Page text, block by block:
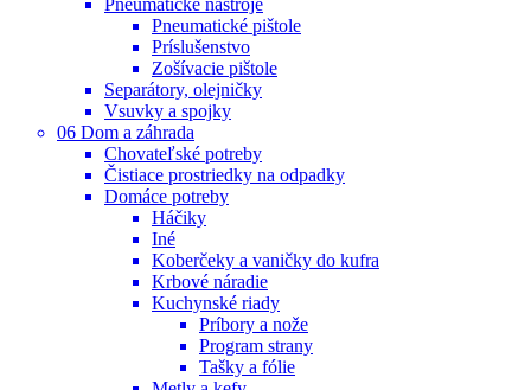
Pneumatické pištole
Príslušenstvo
Zošívacie pištole
Separátory, olejničky
Vsuvky a spojky
06 Dom a záhrada
Chovateľské potreby
Čistiace prostriedky na odpadky
Domáce potreby
Háčiky
Iné
Koberčeky a vaničky do kufra
Krbové náradie
Kuchynské riady
Príbory a nože
Program strany
Tašky a fólie